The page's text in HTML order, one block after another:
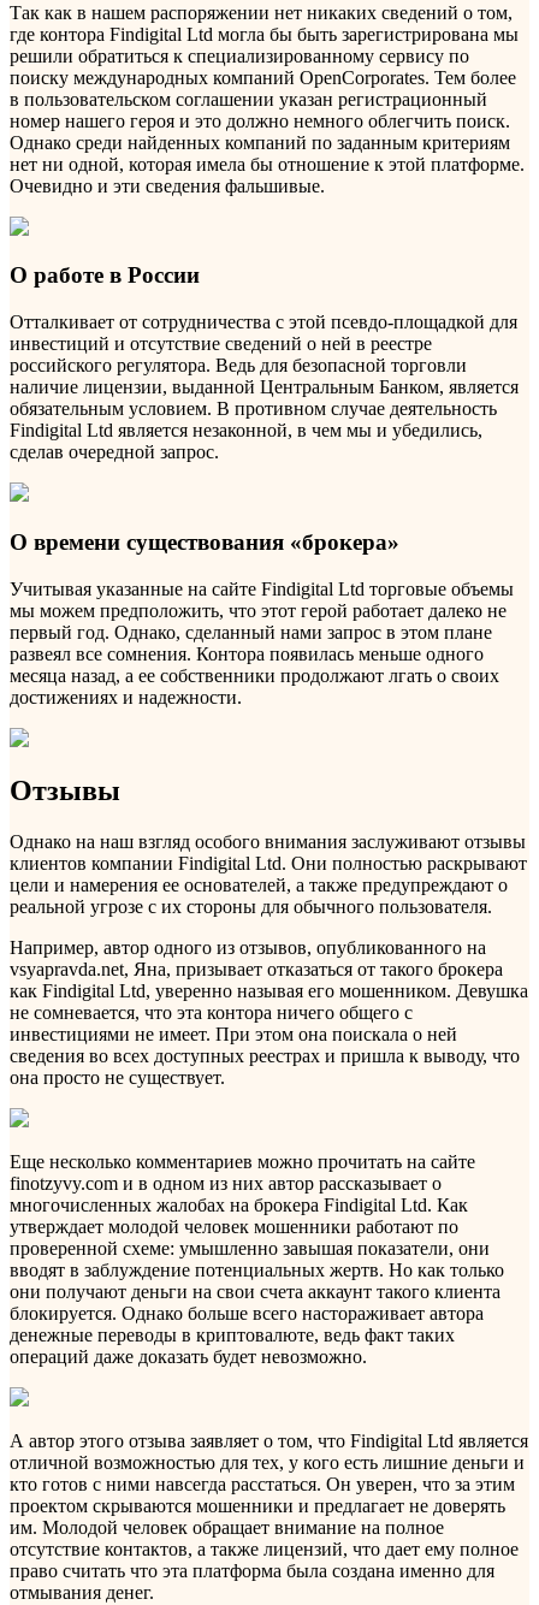
Так как в нашем распоряжении нет никаких сведений о том,
где контора Findigital Ltd могла бы быть зарегистрирована мы
решили обратиться к специализированному сервису по
поиску международных компаний OpenCorporates. Тем более
в пользовательском соглашении указан регистрационный
номер нашего героя и это должно немного облегчить поиск.
Однако среди найденных компаний по заданным критериям
нет ни одной, которая имела бы отношение к этой платформе.
Очевидно и эти сведения фальшивые.
О работе в России
Отталкивает от сотрудничества с этой псевдо-площадкой для
инвестиций и отсутствие сведений о ней в реестре
российского регулятора. Ведь для безопасной торговли
наличие лицензии, выданной Центральным Банком, является
обязательным условием. В противном случае деятельность
Findigital Ltd является незаконной, в чем мы и убедились,
сделав очередной запрос.
О времени существования «брокера»
Учитывая указанные на сайте Findigital Ltd торговые объемы
мы можем предположить, что этот герой работает далеко не
первый год. Однако, сделанный нами запрос в этом плане
развеял все сомнения. Контора появилась меньше одного
месяца назад, а ее собственники продолжают лгать о своих
достижениях и надежности.
Отзывы
Однако на наш взгляд особого внимания заслуживают отзывы
клиентов компании Findigital Ltd. Они полностью раскрывают
цели и намерения ее основателей, а также предупреждают о
реальной угрозе с их стороны для обычного пользователя.
Например, автор одного из отзывов, опубликованного на
vsyapravda.net, Яна, призывает отказаться от такого брокера
как Findigital Ltd, уверенно называя его мошенником. Девушка
не сомневается, что эта контора ничего общего с
инвестициями не имеет. При этом она поискала о ней
сведения во всех доступных реестрах и пришла к выводу, что
она просто не существует.
Еще несколько комментариев можно прочитать на сайте
finotzyvy.com и в одном из них автор рассказывает о
многочисленных жалобах на брокера Findigital Ltd. Как
утверждает молодой человек мошенники работают по
проверенной схеме: умышленно завышая показатели, они
вводят в заблуждение потенциальных жертв. Но как только
они получают деньги на свои счета аккаунт такого клиента
блокируется. Однако больше всего настораживает автора
денежные переводы в криптовалюте, ведь факт таких
операций даже доказать будет невозможно.
А автор этого отзыва заявляет о том, что Findigital Ltd является
отличной возможностью для тех, у кого есть лишние деньги и
кто готов с ними навсегда расстаться. Он уверен, что за этим
проектом скрываются мошенники и предлагает не доверять
им. Молодой человек обращает внимание на полное
отсутствие контактов, а также лицензий, что дает ему полное
право считать что эта платформа была создана именно для
отмывания денег.